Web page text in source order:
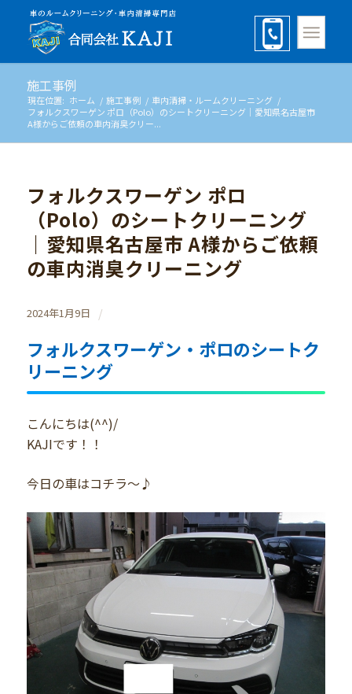
施工事例
現在位置: ホーム / 施工事例 / 車内清掃・ルームクリーニング /
フォルクスワーゲン ポロ（Polo）のシートクリーニング｜愛知県名古屋市
A様からご依頼の車内消臭クリー...
フォルクスワーゲン ポロ
（Polo）のシートクリーニング
｜愛知県名古屋市 A様からご依頼
の車内消臭クリーニング
2024年1月9日 /
フォルクスワーゲン・ポロのシートク
リーニング
こんにちは(^^)/
KAJIです！！
今日の車はコチラ～♪